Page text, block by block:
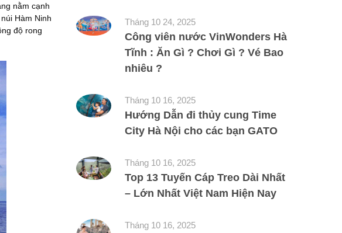
nằm cạnh
Hàm Ninh
độ rong
Tháng 10 24, 2025
Công viên nước VinWonders Hà
Tĩnh : Ăn Gì ? Chơi Gì ? Vé Bao
nhiêu ?
Tháng 10 16, 2025
Hướng Dẫn đi thủy cung Time
City Hà Nội cho các bạn GATO
Tháng 10 16, 2025
Top 13 Tuyến Cáp Treo Dài Nhất
– Lớn Nhất Việt Nam Hiện Nay
Tháng 10 16, 2025